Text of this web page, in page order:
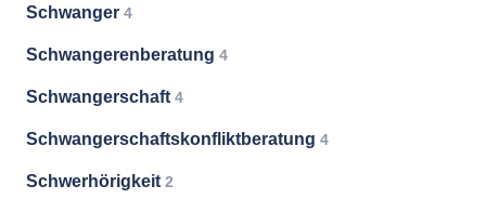
Schwanger 4
Schwangerenberatung 4
Schwangerschaft 4
Schwangerschaftskonfliktberatung 4
Schwerhörigkeit 2